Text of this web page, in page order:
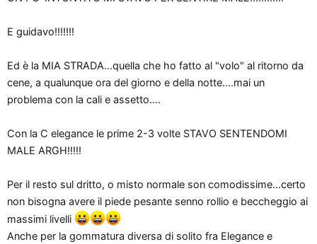
E guidavo!!!!!!!
Ed è la MIA STRADA...quella che ho fatto al "volo" al ritorno da
cene, a qualunque ora del giorno e della notte....mai un
problema con la cali e assetto....
Con la C elegance le prime 2-3 volte STAVO SENTENDOMI
MALE ARGH!!!!!
Per il resto sul dritto, o misto normale son comodissime...certo
non bisogna avere il piede pesante senno rollio e beccheggio ai
massimi livelli
Anche per la gommatura diversa di solito fra Elegance e